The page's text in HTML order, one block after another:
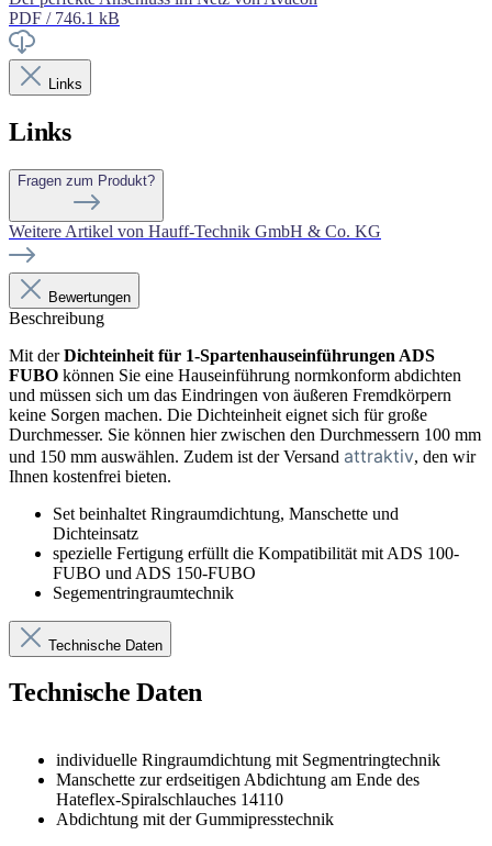
PDF / 746.1 kB
Links
Links
Fragen zum Produkt?
Weitere Artikel von Hauff-Technik GmbH & Co. KG
Bewertungen
Beschreibung
Mit derDichteinheit für 1-Spartenhauseinführungen ADS
FUBO können Sie eine Hauseinführung normkonform abdichten
und müssen sich um das Eindringen von äußeren Fremdkörpern
keine Sorgen machen. Die Dichteinheit eignet sich für große
Durchmesser. Sie können hier zwischen den Durchmessern 100 mm
und 150 mm auswählen. Zudem ist der Versand attraktiv, den wir
Ihnen kostenfrei bieten.
Set beinhaltet Ringraumdichtung, Manschette und
Dichteinsatz
spezielle Fertigung erfüllt die Kompatibilität mit ADS 100-
FUBO und ADS 150-FUBO
Segementringraumtechnik
Technische Daten
Technische Daten
individuelle Ringraumdichtung mit Segmentringtechnik
Manschette zur erdseitigen Abdichtung am Ende des
Hateflex-Spiralschlauches 14110
Abdichtung mit der Gummipresstechnik